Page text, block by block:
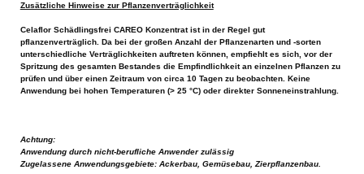
Zusätzliche Hinweise zur Pflanzenverträglichkeit
Celaflor Schädlingsfrei CAREO Konzentrat ist in der Regel gut
pflanzenverträglich. Da bei der großen Anzahl der Pflanzenarten und -sorten
unterschiedliche Verträglichkeiten auftreten können, empfiehlt es sich, vor der
Spritzung des gesamten Bestandes die Empfindlichkeit an einzelnen Pflanzen zu
prüfen und über einen Zeitraum von circa 10 Tagen zu beobachten. Keine
Anwendung bei hohen Temperaturen (> 25 °C) oder direkter Sonneneinstrahlung.
Achtung:
Anwendung durch nicht-berufliche Anwender zulässig
Zugelassene Anwendungsgebiete: Ackerbau, Gemüsebau, Zierpflanzenbau.